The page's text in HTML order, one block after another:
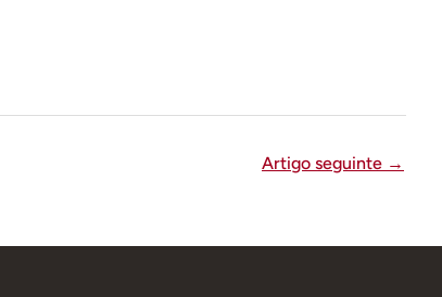
Artigo seguinte →